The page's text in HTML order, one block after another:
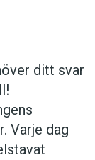
ditt svar
Varje dag